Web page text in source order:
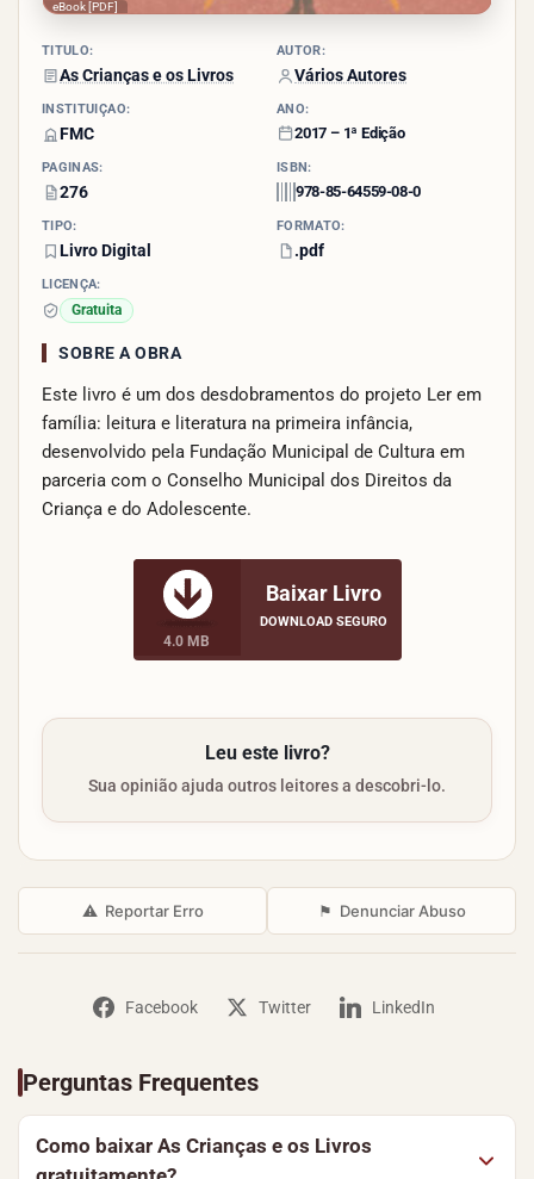
eBook [PDF]
TÍTULO:
As Crianças e os Livros
AUTOR:
Vários Autores
INSTITUIÇÃO:
FMC
ANO:
2017 – 1ª Edição
PÁGINAS:
276
ISBN:
978-85-64559-08-0
TIPO:
Livro Digital
FORMATO:
.pdf
LICENÇA:
Gratuita
SOBRE A OBRA
Este livro é um dos desdobramentos do projeto Ler em
família: leitura e literatura na primeira infância,
desenvolvido pela Fundação Municipal de Cultura em
parceria com o Conselho Municipal dos Direitos da
Criança e do Adolescente.
4.0 MB
Baixar Livro
DOWNLOAD SEGURO
Leu este livro?
Sua opinião ajuda outros leitores a descobri-lo.
⚠ Reportar Erro ⚑ Denunciar Abuso
Facebook Twitter LinkedIn
Perguntas Frequentes
Como baixar As Crianças e os Livros